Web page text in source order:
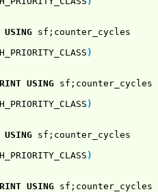
USING sf;counter_cycles
)
USING sf;counter_cycles
)
USING sf;counter_cycles
)
USING sf;counter_cycles